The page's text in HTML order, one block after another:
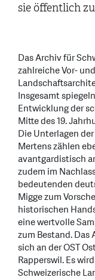
sie öffentlich
Das Archiv für
zahlreiche Vor-
Insgesamt
Entwicklung der
Mitte des 19.
Die Unterlagen
Mertens zählen
avantgardistisch
zudem im
bedeutenden
Migge zum
historischen
eine wertvolle
zum Bestand. Das
sich an der OST
Rapperswil. Es
Schweizerische